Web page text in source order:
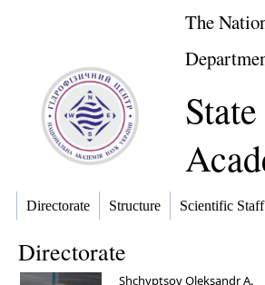
The
Directorate Structure Scientific Staff
Directorate
Shchyptsov Oleksandr A.